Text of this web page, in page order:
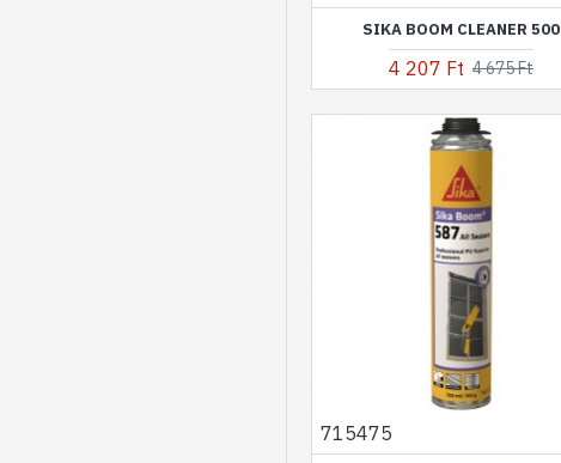
SIKA BOOM CLEANER 500
4 207 Ft 4 675 Ft
715475